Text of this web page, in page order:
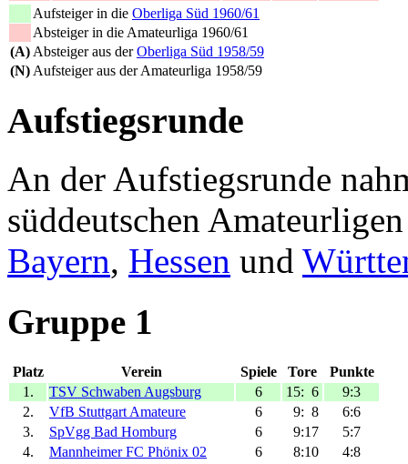
Aufsteiger in die Oberliga Süd 1960/61
Absteiger in die Amateurliga 1960/61
(A) Absteiger aus derOberliga Süd 1958/59
(N) Aufsteiger aus der Amateurliga 1958/59
Aufstiegsrunde
An der Aufstiegsrunde
süddeutschen
Bayern, Hessen und
Gruppe 1
Platz Verein Spiele Tore
Punkte
1.
TSV Schwaben Augsburg 6 15: 6
9:3
2.
VfB Stuttgart Amateure 6 9: 8
6:6
3.
SpVgg Bad Homburg 6 9:17
5:7
4.
Mannheimer FC Phönix 02 6 8:10
4:8